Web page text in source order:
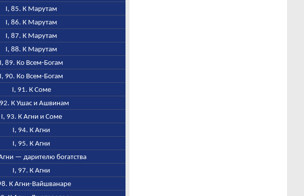
I, 85. К Марутам
I, 86. К Марутам
I, 87. К Марутам
I, 88. К Марутам
I, 89. Ко Всем-Богам
I, 90. Ко Всем-Богам
I, 91. К Соме
К Ушас и Ашвинам
I, 93. К Агни и Соме
I, 94. К Агни
I, 95. К Агни
— дарителю богатства
I, 97. К Агни
К Агни-Вайшванаре